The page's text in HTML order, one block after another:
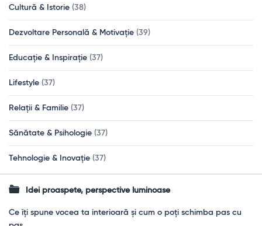
Cultură & Istorie (38)
Dezvoltare Personală & Motivație (39)
Educație & Inspirație (37)
Lifestyle (37)
Relații & Familie (37)
Sănătate & Psihologie (37)
Tehnologie & Inovație (37)
Idei proaspete, perspective luminoase
Ce îți spune vocea ta interioară și cum o poți schimba pas cu